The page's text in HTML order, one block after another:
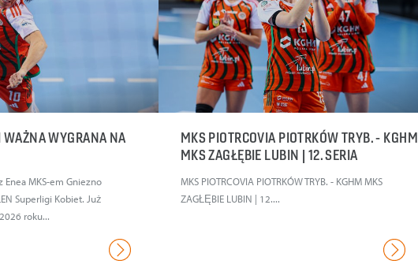
WAŻNA WYGRANA NA
MKS-em Gniezno
Superligi Kobiet. Już
roku...
MKS PIOTRCOVIA PIOTRKÓW TRYB. - KGHM
MKS ZAGŁĘBIE LUBIN | 12. SERIA
MKS PIOTRCOVIA PIOTRKÓW TRYB. - KGHM MKS
ZAGŁĘBIE LUBIN | 12....